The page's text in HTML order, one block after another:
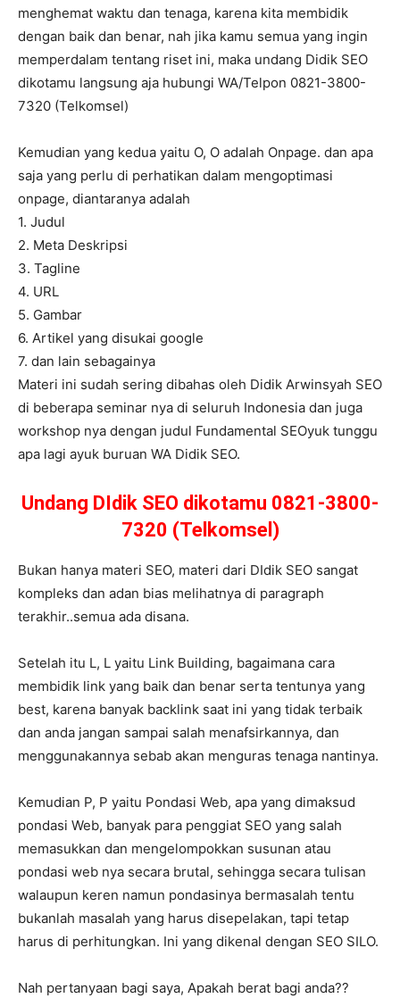
menghemat waktu dan tenaga, karena kita membidik
dengan baik dan benar, nah jika kamu semua yang ingin
memperdalam tentang riset ini, maka undang Didik SEO
dikotamu langsung aja hubungi WA/Telpon 0821-3800-
7320 (Telkomsel)
Kemudian yang kedua yaitu O, O adalah Onpage. dan apa
saja yang perlu di perhatikan dalam mengoptimasi
onpage, diantaranya adalah
1. Judul
2. Meta Deskripsi
3. Tagline
4. URL
5. Gambar
6. Artikel yang disukai google
7. dan lain sebagainya
Materi ini sudah sering dibahas oleh Didik Arwinsyah SEO
di beberapa seminar nya di seluruh Indonesia dan juga
workshop nya dengan judul Fundamental SEOyuk tunggu
apa lagi ayuk buruan WA Didik SEO.
Undang DIdik SEO dikotamu 0821-3800-
7320 (Telkomsel)
Bukan hanya materi SEO, materi dari DIdik SEO sangat
kompleks dan adan bias melihatnya di paragraph
terakhir..semua ada disana.
Setelah itu L, L yaitu Link Building, bagaimana cara
membidik link yang baik dan benar serta tentunya yang
best, karena banyak backlink saat ini yang tidak terbaik
dan anda jangan sampai salah menafsirkannya, dan
menggunakannya sebab akan menguras tenaga nantinya.
Kemudian P, P yaitu Pondasi Web, apa yang dimaksud
pondasi Web, banyak para penggiat SEO yang salah
memasukkan dan mengelompokkan susunan atau
pondasi web nya secara brutal, sehingga secara tulisan
walaupun keren namun pondasinya bermasalah tentu
bukanlah masalah yang harus disepelakan, tapi tetap
harus di perhitungkan. Ini yang dikenal dengan SEO SILO.
Nah pertanyaan bagi saya, Apakah berat bagi anda??